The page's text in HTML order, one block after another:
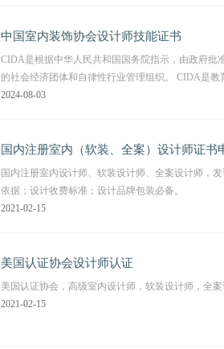
中国室内装饰协会设计师技能证书
CIDA是根据中华人民共和国国务院指示，由政府批
的社会经济团体和自律性行业管理组织。 CIDA是
2024-08-03
国内注册室内（软装、全案）设计师证书
国内注册室内设计师、软装设计师、全案设计师，
依据；设计收费标准；设计品牌包装必备。
2021-02-15
美国认证协会设计师认证
美国认证协会，高级室内设计师，软装设计师，全
2021-02-15